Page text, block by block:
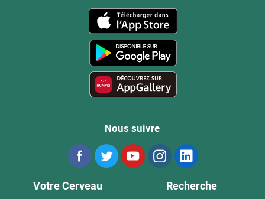
Nous suivre
Votre Cerveau Recherche